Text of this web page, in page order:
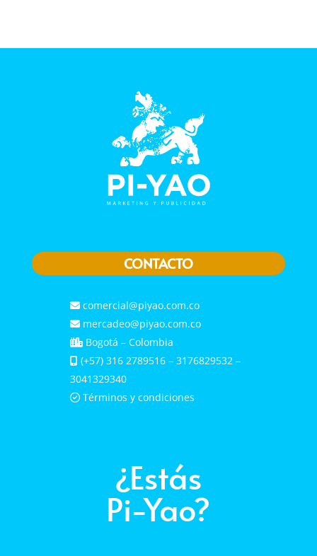
CONTACTO
comercial@piyao.com.co
mercadeo@piyao.com.co
Bogotá – Colombia
(+57) 316 2789516 – 3176829532 –
3041329340
Términos y condiciones
¿Estás
Pi-Yao?